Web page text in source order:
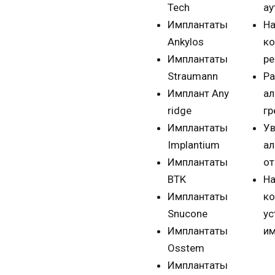
Tech
Имплантаты
Ankylos
Имплантаты
Straumann
Имплант Any
ridge
Имплантаты
Implantium
Имплантаты
BTK
Имплантаты
Snucone
Имплантаты
Osstem
Имплантаты